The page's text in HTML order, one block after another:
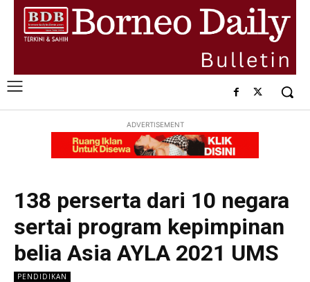
ADVERTISEMENT
138 perserta dari 10 negara
sertai program kepimpinan
belia Asia AYLA 2021 UMS
PENDIDIKAN